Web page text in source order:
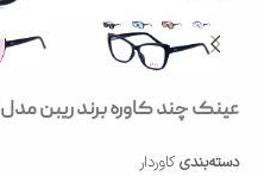
عینک چند کاوره برند ریبن مدل T2349
دسته‌بندی کاوردار